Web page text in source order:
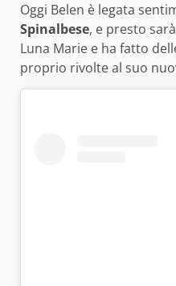
Oggi Belen è legata
Spinalbese, e presto
Luna Marie e ha fatto
proprio rivolte al suo